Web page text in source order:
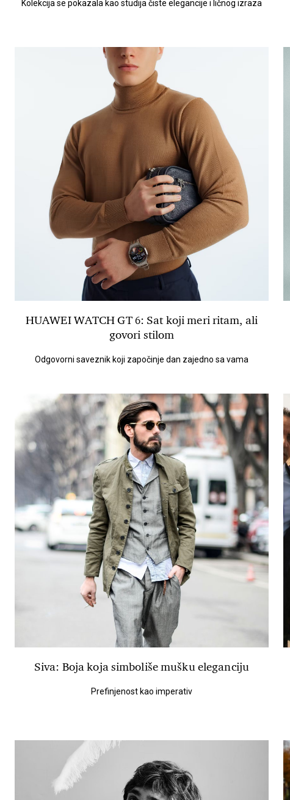
Kolekcija se pokazala kao studija čiste elegancije i ličnog izraza
HUAWEI WATCH GT 6: Sat koji meri ritam, ali
govori stilom
Odgovorni saveznik koji započinje dan zajedno sa vama
Siva: Boja koja simboliše mušku eleganciju
Prefinjenost kao imperativ